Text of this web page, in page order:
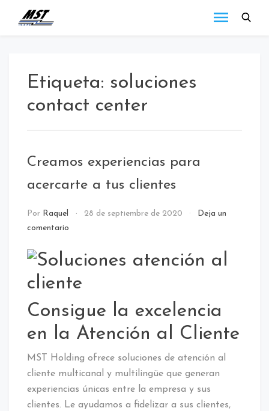
Etiqueta: soluciones
contact center
Creamos experiencias para
acercarte a tus clientes
Por Raquel 28 de septiembre de 2020 NOTICIAS
Deja un
comentario
Consigue la excelencia
en la Atención al Cliente
MST Holding ofrece soluciones de atención al
cliente multicanal y multilingüe que generan
experiencias únicas entre la empresa y sus
clientes. Le ayudamos a fidelizar a sus clientes,